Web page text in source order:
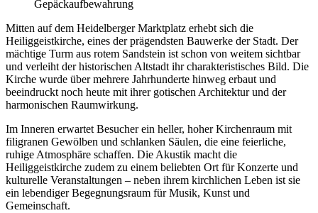
Gepäckaufbewahrung
Mitten auf dem Heidelberger Marktplatz erhebt sich die
Heiliggeistkirche, eines der prägendsten Bauwerke der Stadt. Der
mächtige Turm aus rotem Sandstein ist schon von weitem sichtbar
und verleiht der historischen Altstadt ihr charakteristisches Bild. Die
Kirche wurde über mehrere Jahrhunderte hinweg erbaut und
beeindruckt noch heute mit ihrer gotischen Architektur und der
harmonischen Raumwirkung.
Im Inneren erwartet Besucher ein heller, hoher Kirchenraum mit
filigranen Gewölben und schlanken Säulen, die eine feierliche,
ruhige Atmosphäre schaffen. Die Akustik macht die
Heiliggeistkirche zudem zu einem beliebten Ort für Konzerte und
kulturelle Veranstaltungen – neben ihrem kirchlichen Leben ist sie
ein lebendiger Begegnungsraum für Musik, Kunst und
Gemeinschaft.